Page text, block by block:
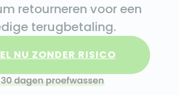
retourneren voor een
terugbetaling.
NU ZONDER RISICO